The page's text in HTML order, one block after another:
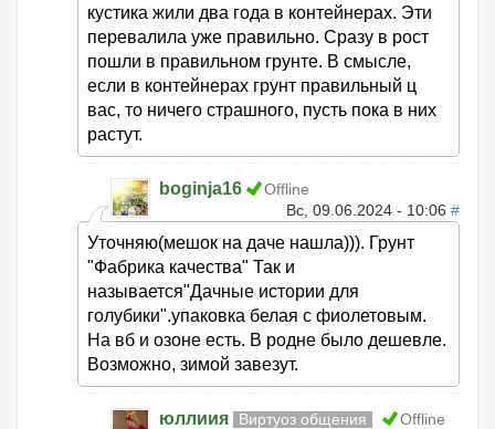
кустика жили два года в контейнерах. Эти
перевалила уже правильно. Сразу в рост
пошли в правильном грунте. В смысле,
если в контейнерах грунт правильный ц
вас, то ничего страшного, пусть пока в них
растут.
boginja16
Offline
Вс, 09.06.2024 - 10:06 #
Уточняю(мешок на даче нашла))). Грунт
"Фабрика качества" Так и
называется"Дачные истории для
голубики".упаковка белая с фиолетовым.
На вб и озоне есть. В родне было дешевле.
Возможно, зимой завезут.
юллиия Виртуоз общения
Offline